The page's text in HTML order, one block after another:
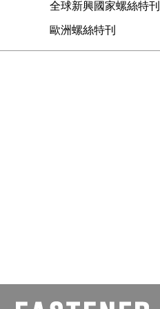
全球新興國家螺絲特刊
歐洲螺絲特刊